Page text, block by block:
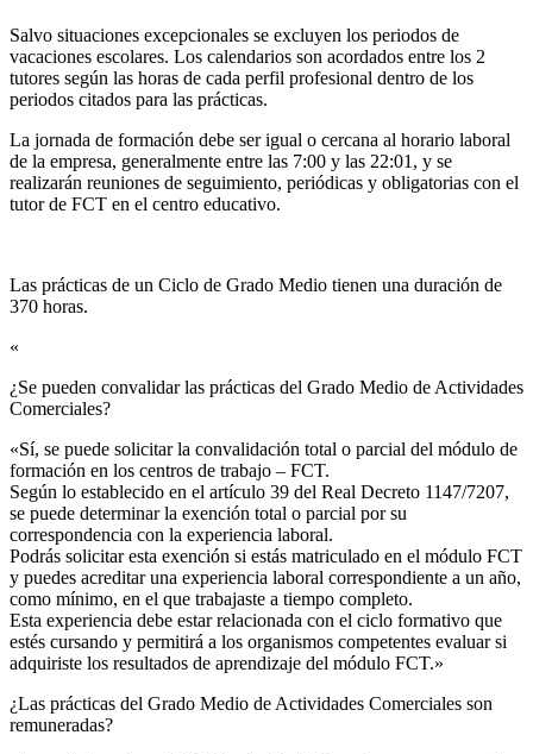
Salvo situaciones excepcionales se excluyen los periodos de
vacaciones escolares. Los calendarios son acordados entre los 2
tutores según las horas de cada perfil profesional dentro de los
periodos citados para las prácticas.
La jornada de formación debe ser igual o cercana al horario laboral
de la empresa, generalmente entre las 7:00 y las 22:01, y se
realizarán reuniones de seguimiento, periódicas y obligatorias con el
tutor de FCT en el centro educativo.
Las prácticas de un Ciclo de Grado Medio tienen una duración de
370 horas.
«
¿Se pueden convalidar las prácticas del Grado Medio de Actividades
Comerciales?​
«Sí, se puede solicitar la convalidación total o parcial del módulo de
formación en los centros de trabajo – FCT.
Según lo establecido en el artículo 39 del Real Decreto 1147/7207,
se puede determinar la exención total o parcial por su
correspondencia con la experiencia laboral.
Podrás solicitar esta exención si estás matriculado en el módulo FCT
y puedes acreditar una experiencia laboral correspondiente a un año,
como mínimo, en el que trabajaste a tiempo completo.
Esta experiencia debe estar relacionada con el ciclo formativo que
estés cursando y permitirá a los organismos competentes evaluar si
adquiriste los resultados de aprendizaje del módulo FCT.»
¿Las prácticas del Grado Medio de Actividades Comerciales son
remuneradas?​